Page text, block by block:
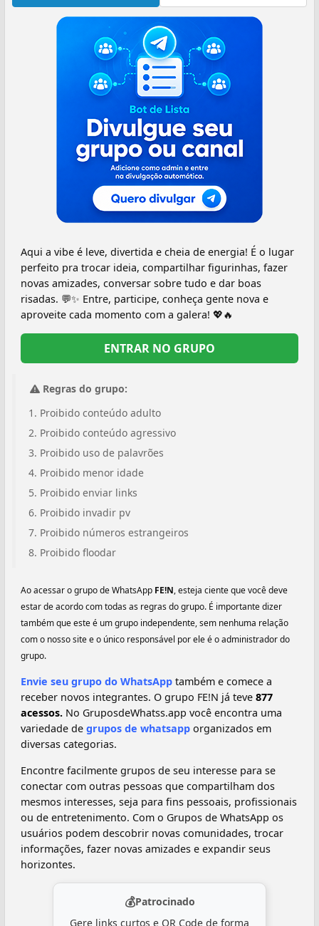
Aqui a vibe é leve, divertida e cheia de energia! É o lugar
perfeito pra trocar ideia, compartilhar figurinhas, fazer
novas amizades, conversar sobre tudo e dar boas
risadas. 💬✨ Entre, participe, conheça gente nova e
aproveite cada momento com a galera! 💖🔥
ENTRAR NO GRUPO
Regras do grupo:
Proibido conteúdo adulto
Proibido conteúdo agressivo
Proibido uso de palavrões
Proibido menor idade
Proibido enviar links
Proibido invadir pv
Proibido números estrangeiros
Proibido floodar
Ao acessar o grupo de WhatsApp FE!N, esteja ciente que você deve
estar de acordo com todas as regras do grupo. É importante dizer
também que este é um grupo independente, sem nenhuma relação
com o nosso site e o único responsável por ele é o administrador do
grupo.
Envie seu grupo do WhatsApp também e comece a
receber novos integrantes. O grupo FE!N já teve 877
acessos. No GruposdeWhatss.app você encontra uma
variedade de grupos de whatsapp organizados em
diversas categorias.
Encontre facilmente grupos de seu interesse para se
conectar com outras pessoas que compartilham dos
mesmos interesses, seja para fins pessoais, profissionais
ou de entretenimento. Com o Grupos de WhatsApp os
usuários podem descobrir novas comunidades, trocar
informações, fazer novas amizades e expandir seus
horizontes.
💰Patrocinado
Gere links curtos e QR Code de forma